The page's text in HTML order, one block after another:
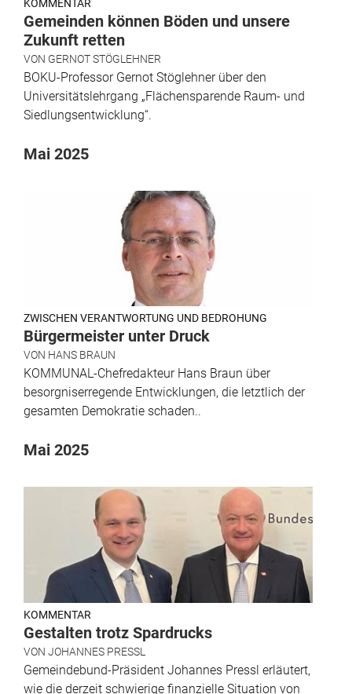
KOMMENTAR
Gemeinden können Böden und unsere
Zukunft retten
VON GERNOT STÖGLEHNER
BOKU-Professor Gernot Stöglehner über den
Universitätslehrgang „Flächensparende Raum- und
Siedlungsentwicklung“.
Mai 2025
ZWISCHEN VERANTWORTUNG UND BEDROHUNG
Bürgermeister unter Druck
VON HANS BRAUN
KOMMUNAL-Chefredakteur Hans Braun über
besorgniserregende Entwicklungen, die letztlich der
gesamten Demokratie schaden..
Mai 2025
KOMMENTAR
Gestalten trotz Spardrucks
VON JOHANNES PRESSL
Gemeindebund-Präsident Johannes Pressl erläutert,
wie die derzeit schwierige finanzielle Situation von